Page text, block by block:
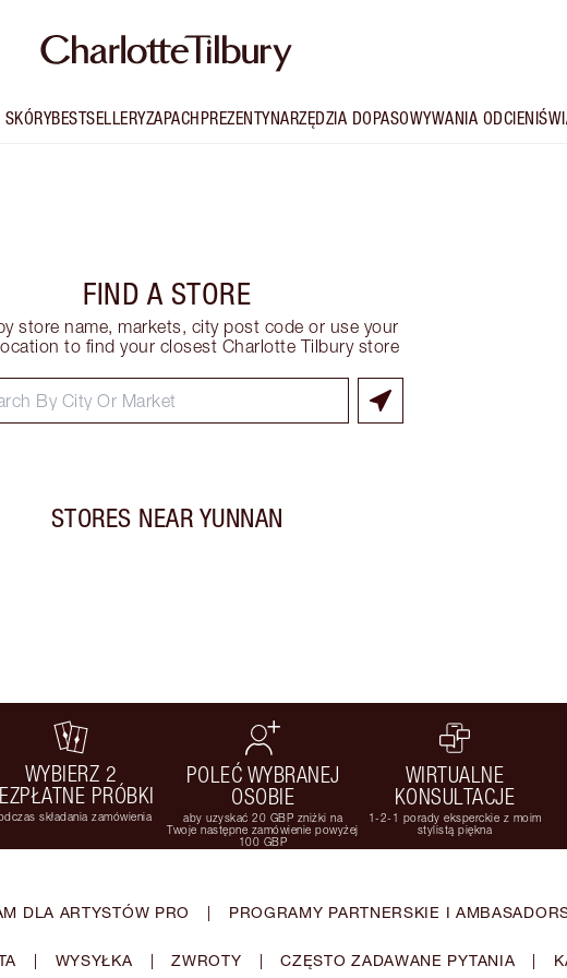
SKÓRYBESTSELLERYZAPACHPREZENTYNARZĘDZIA DOPASOWYWANIA ODCIENI
FIND A STORE
store name, markets, city post code or use your
to find your closest Charlotte Tilbury store
STORES NEAR YUNNAN
WYBIERZ 2
PRÓBKI
składania zamówienia
POLEĆ WYBRANEJ
OSOBIE
aby uzyskać 20 GBP zniżki na
Twoje następne zamówienie powyżej
100 GBP
WIRTUALNE
KONSULTACJE
1-2-1 porady eksperckie z moim
stylistą piękna
DLA ARTYSTÓW PRO | PROGRAMY PARTNERSKIE I
| WYSYŁKA | ZWROTY | CZĘSTO ZADAWANE PYTANIA |